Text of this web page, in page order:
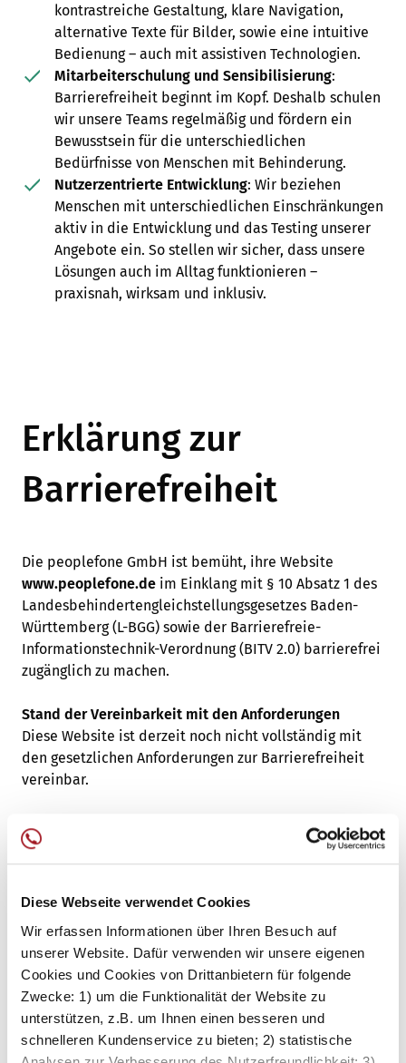
Diese Webseite verwendet Cookies
Wir erfassen Informationen über Ihren Besuch auf
unserer Website. Dafür verwenden wir unsere eigenen
Cookies und Cookies von Drittanbietern für folgende
Zwecke: 1) um die Funktionalität der Website zu
unterstützen, z.B. um Ihnen einen besseren und
schnelleren Kundenservice zu bieten; 2) statistische
kontrastreiche Gestaltung, klare Navigation,
alternative Texte für Bilder, sowie eine intuitive
Bedienung – auch mit assistiven Technologien.
Mitarbeiterschulung und Sensibilisierung:
Barrierefreiheit beginnt im Kopf. Deshalb schulen
wir unsere Teams regelmäßig und fördern ein
Bewusstsein für die unterschiedlichen
Bedürfnisse von Menschen mit Behinderung.
Nutzerzentrierte Entwicklung: Wir beziehen
Menschen mit unterschiedlichen Einschränkungen
aktiv in die Entwicklung und das Testing unserer
Angebote ein. So stellen wir sicher, dass unsere
Lösungen auch im Alltag funktionieren –
praxisnah, wirksam und inklusiv.
Erklärung zur
Barrierefreiheit
Die peoplefone GmbH ist bemüht, ihre Website
www.peoplefone.de im Einklang mit § 10 Absatz 1 des
Landesbehindertengleichstellungsgesetzes Baden-
Württemberg (L-BGG) sowie der Barrierefreie-
Informationstechnik-Verordnung (BITV 2.0) barrierefrei
zugänglich zu machen.
Stand der Vereinbarkeit mit den Anforderungen
Diese Website ist derzeit noch nicht vollständig mit
den gesetzlichen Anforderungen zur Barrierefreiheit
vereinbar.
Die nachfolgenden Inhalte sind aktuell nicht
vollständig barrierefrei:
Nicht alle interaktiven Elemente sind vollständig
per Tastatur bedienbar.
Einzelne Text- und Designelemente erfüllen die
erforderlichen Kontrastanforderungen noch nicht
vollständig.
In einzelnen Bereichen fehlen ARIA-
Bezeichnungen und Labels.